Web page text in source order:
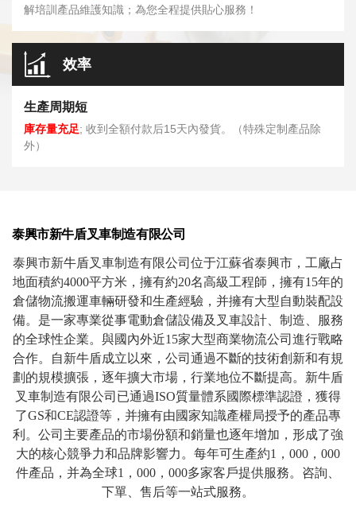
解培訓產品維護知識；為您全程提供貼心服務！
效率
生產周期短
庫存量充足; 收到全額付款后15天內發貨。（特殊定制產品除
外）
泰興市新牛盾叉車制造有限公司
泰興市新牛盾叉車制造有限公司位于江蘇省泰興市，工廠占
地面積約4000平方米，擁有約20名高級工程師，擁有15年的
倉儲物流搬運車輛研發和生產經驗，并擁有大型自動裝配設
備。是一家專業從事電動倉儲設備及叉車設計、制造、服務
的全球性企業。與國內外近15家大型商業物流公司進行戰略
合作。自新牛盾成立以來，公司通過不斷的技術創新和有規
劃的規模擴張，逐年擴大市場，行業地位不斷提高。新牛盾
叉車制造有限公司已通過ISO質量體系國際標準認證，獲得
了GS和CE認證等，并擁有由國家知識產權局授予的產品專
利。公司主要產品的市場份額和銷量也逐年增加，形成了強
大的核心競爭力和品牌影響力。每年可生產約1，000，000
件產品，并為全球1，000，000多家客戶提供服務。咨詢、
下單、售后等一站式服務。